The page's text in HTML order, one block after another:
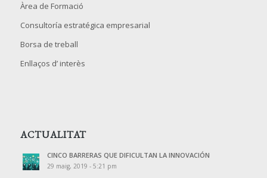
Àrea de Formació
Consultoría estratégica empresarial
Borsa de treball
Enllaços d’ interès
ACTUALITAT
CINCO BARRERAS QUE DIFICULTAN LA INNOVACIÓN
29 maig, 2019 - 5:21 pm